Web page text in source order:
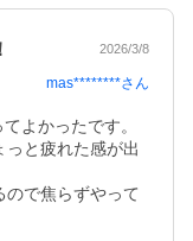
2026/3/8
mas********さん
よかったです。
と疲れた感が出
で焦らずやって